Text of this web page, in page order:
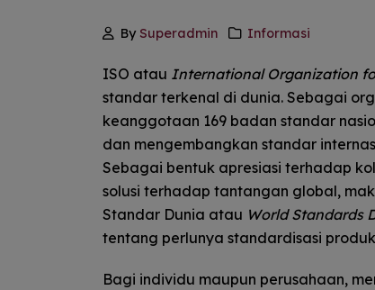
By Superadmin Informasi
ISO atau International Organization
standar terkenal di dunia. Sebagai
keanggotaan 169 badan standar
dan mengembangkan standar
Sebagai bentuk apresiasi terhadap
solusi terhadap tantangan global,
Standar Dunia atau World Standards
tentang perlunya standardisasi
Bagi individu maupun perusahaan,